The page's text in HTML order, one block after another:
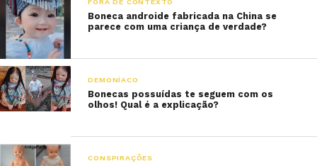
Boneca androide fabricada na China se
parece com uma criança de verdade?
DEMONÍACO
Bonecas possuídas te seguem com os
olhos! Qual é a explicação?
CONSPIRAÇÕES